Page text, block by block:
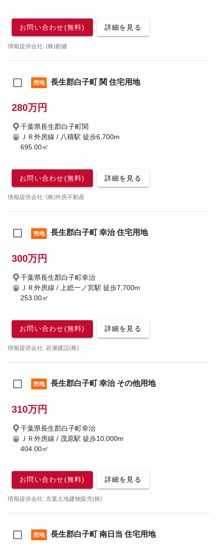
お問い合わせ(無料) 詳細を見る
情報提供会社: (株)創健
売地 長生郡白子町 関 住宅用地
280万円
千葉県長生郡白子町関
ＪＲ外房線 / 八積駅 徒歩6,700m
695.00㎡
お問い合わせ(無料) 詳細を見る
情報提供会社: (株)外房不動産
売地 長生郡白子町 幸治 住宅用地
300万円
千葉県長生郡白子町幸治
ＪＲ外房線 / 上総一ノ宮駅 徒歩7,700m
253.00㎡
お問い合わせ(無料) 詳細を見る
情報提供会社: 岩瀬建設(株)
売地 長生郡白子町 幸治 その他用地
310万円
千葉県長生郡白子町幸治
ＪＲ外房線 / 茂原駅 徒歩10,000m
404.00㎡
お問い合わせ(無料) 詳細を見る
情報提供会社: 京葉土地建物販売(株)
売地 長生郡白子町 南日当 住宅用地